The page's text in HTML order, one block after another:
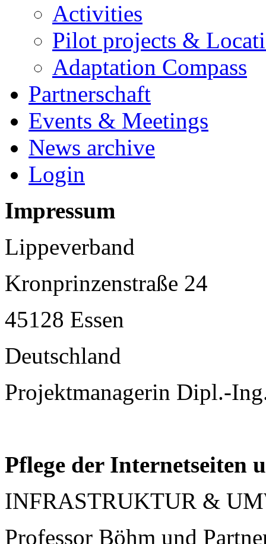
Activities
Pilot projects &
Adaptation Compass
Partnerschaft
Events & Meetings
News archive
Login
Impressum
Lippeverband
Kronprinzenstraße 24
45128 Essen
Deutschland
Projektmanagerin Dipl.-
Pflege der Internetseiten
INFRASTRUKTUR &
Professor Böhm und